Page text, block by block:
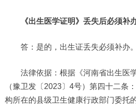
《出生医学证明》 丢失后必须补
答：是的，出生证丢失必须补办。
法律依据：根据《河南省出生医
（豫卫发〔2023〕4号）第四十二条
构所在的县级卫生健康行政部门委托